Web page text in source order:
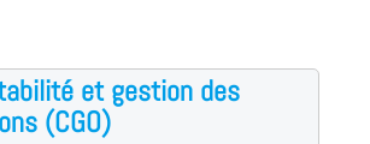
et gestion des
(CGO)